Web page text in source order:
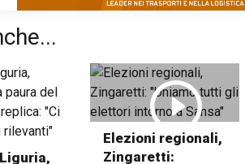
Elezioni regionali,
Zingaretti: